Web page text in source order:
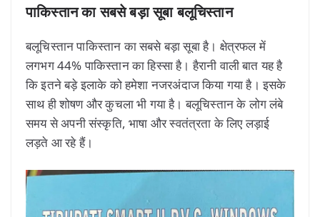
पाकिस्तान का सबसे बड़ा सूबा बलूचिस्तान
बलूचिस्तान पाकिस्तान का सबसे बड़ा सूबा है। क्षेत्रफल में
लगभग 44% पाकिस्तान का हिस्सा है। हैरानी वाली बात यह है
कि इतने बड़े इलाके को हमेशा नजरअंदाज किया गया है। इसके
साथ ही शोषण और कुचला भी गया है। बलूचिस्तान के लोग लंबे
समय से अपनी संस्कृति, भाषा और स्वतंत्रता के लिए लड़ाई
लड़ते आ रहे हैं।